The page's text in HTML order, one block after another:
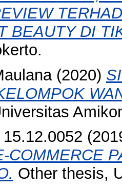
BEAUTY DI
(2020)
COMMERCE
Other thesis,